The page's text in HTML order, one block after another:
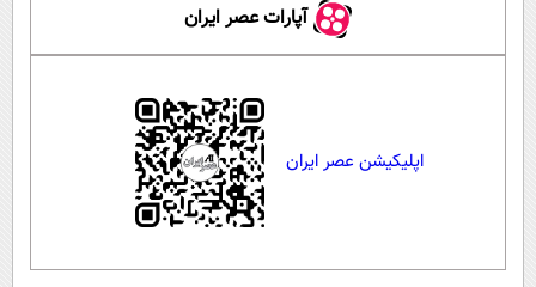
آپارات عصر ایران
اپلیکیشن عصر ایران